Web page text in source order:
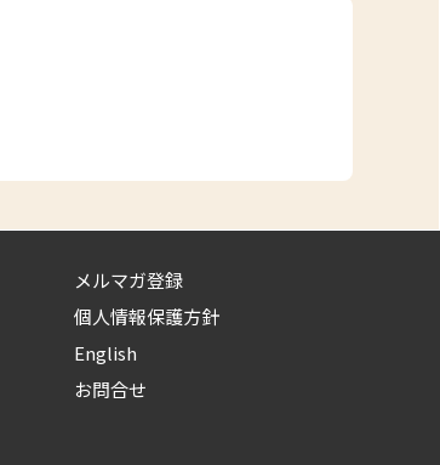
メルマガ登録
個人情報保護方針
English
お問合せ